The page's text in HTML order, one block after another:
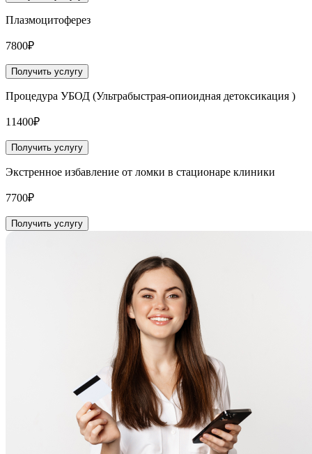
Плазмоцитоферез
7800₽
Получить услугу
Процедура УБОД (Ультрабыстрая-опиоидная детоксикация )
11400₽
Получить услугу
Экстренное избавление от ломки в стационаре клиники
7700₽
Получить услугу